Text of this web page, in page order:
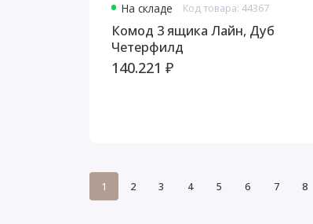
На складе Код товара: 44367
Комод 3 ящика Лайн, Дуб
Четерфилд
140.221 ₽
1 2 3 4 5 6 7 8